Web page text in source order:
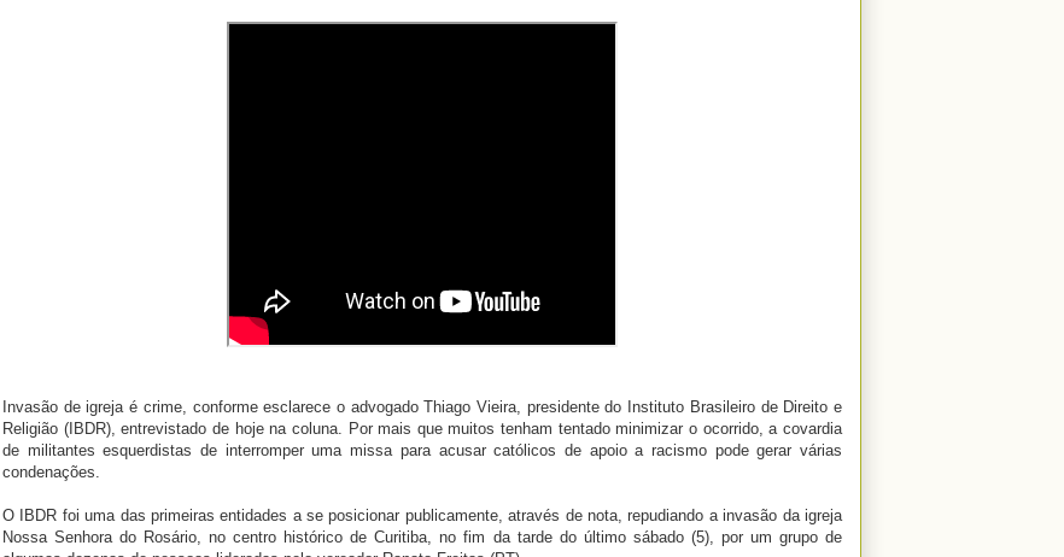
Invasão de igreja é crime, conforme esclarece o advogado Thiago Vieira, presidente do Instituto Brasileiro de Direito e
Religião (IBDR), entrevistado de hoje na coluna. Por mais que muitos tenham tentado minimizar o ocorrido, a covardia
de militantes esquerdistas de interromper uma missa para acusar católicos de apoio a racismo pode gerar várias
condenações.
O IBDR foi uma das primeiras entidades a se posicionar publicamente, através de nota, repudiando a invasão da igreja
Nossa Senhora do Rosário, no centro histórico de Curitiba, no fim da tarde do último sábado (5), por um grupo de